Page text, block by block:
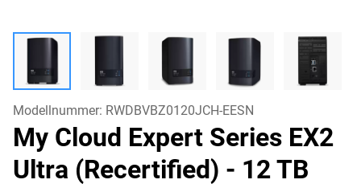
Modellnummer: RWDBVBZ0120JCH-EESN
My Cloud Expert Series EX2
Ultra (Recertified) - 12 TB